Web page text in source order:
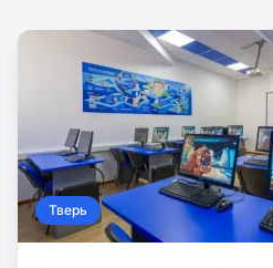
Тверь